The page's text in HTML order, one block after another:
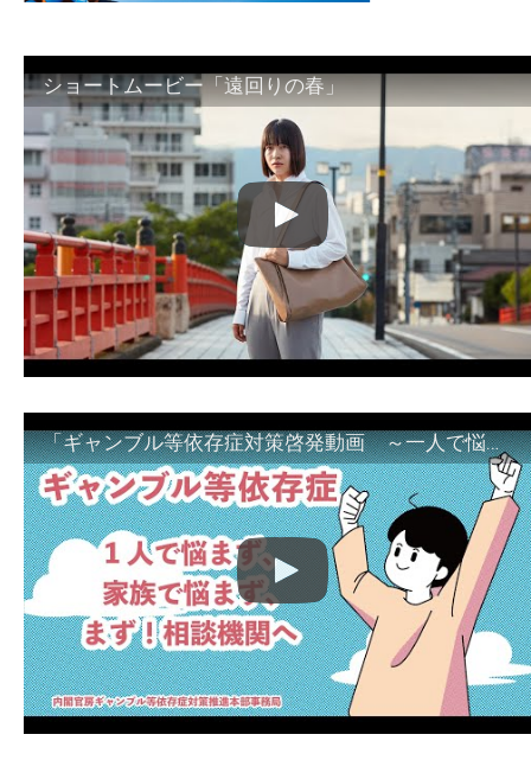
ショートムービー「遠回りの春」
「ギャンブル等依存症対策啓発動画 ～一人で悩まず、家族で悩まず、まず！相談機関へ～」